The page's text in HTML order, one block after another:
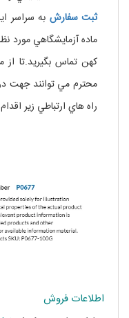
سفارشبه سراسر ايران
ماده آزمايشگاهي مورد نظر
کهن تماس بگيريد.تا از
محترم مي توانند جهت در
راه هاي ارتباطي زير اقدام
اطلاعات فروش